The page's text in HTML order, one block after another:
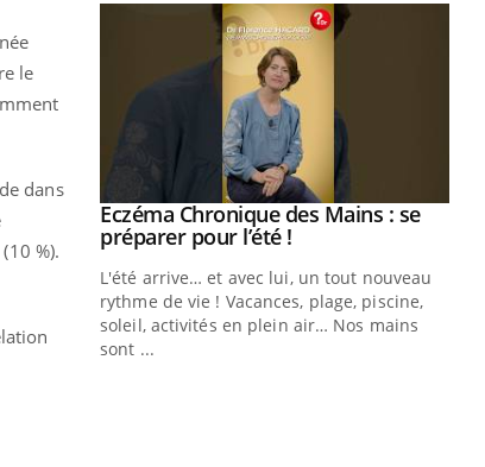
le
dans
%).
si on Youtube
Eczéma Chronique des Mains : se
préparer pour l’été !Youtube
L'été arrive… et avec lui, un tout nouveau
rythme de vie ! Vacances, plage, piscine,
soleil, activités en plein air… Nos mains
sont ...